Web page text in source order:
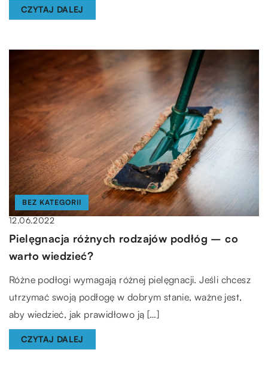
CZYTAJ DALEJ
BEZ KATEGORII
12.06.2022
Pielęgnacja różnych rodzajów podłóg – co
warto wiedzieć?
Różne podłogi wymagają różnej pielęgnacji. Jeśli chcesz
utrzymać swoją podłogę w dobrym stanie, ważne jest,
aby wiedzieć, jak prawidłowo ją […]
CZYTAJ DALEJ